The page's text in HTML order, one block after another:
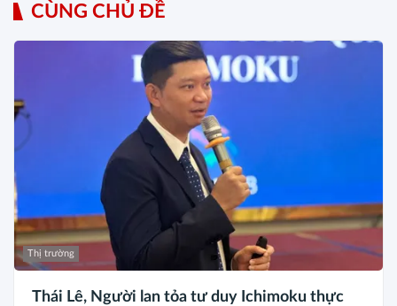
CÙNG CHỦ ĐỀ
Thị trường
Thái Lê, Người lan tỏa tư duy Ichimoku thực